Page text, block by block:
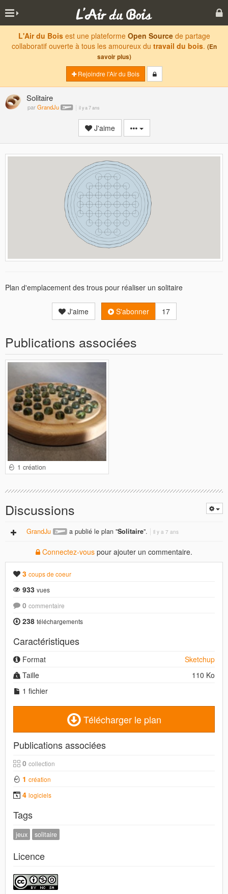
L'Air du Boisest une plateforme Open Sourcede partage
collaboratif ouverte à tous les amoureux du travail du bois. (En
savoir plus)
Rejoindre l'Air du Bois
Solitaire
parGrandJu il y a 7 ans
J'aime
Plan d'emplacement des trous pour réaliser un solitaire
J'aime S'abonner 17
Publications associées
1 création
Discussions
GrandJu a publié le plan "Solitaire". il y a 7 ans
Connectez-vous pour ajouter un commentaire.
3 coups de coeur
933 vues
0 commentaire
238 téléchargements
Caractéristiques
Sketchup
Format
110 Ko
Taille
1 fichier
Télécharger le plan
Publications associées
0 collection
1 création
4 logiciels
Tags
jeux solitaire
Licence